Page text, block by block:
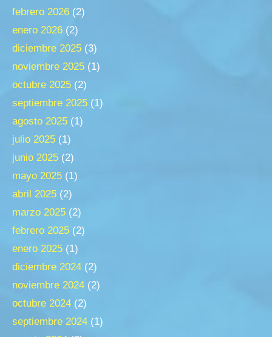
febrero 2026 (2)
enero 2026 (2)
diciembre 2025 (3)
noviembre 2025 (1)
octubre 2025 (2)
septiembre 2025 (1)
agosto 2025 (1)
julio 2025 (1)
junio 2025 (2)
mayo 2025 (1)
abril 2025 (2)
marzo 2025 (2)
febrero 2025 (2)
enero 2025 (1)
diciembre 2024 (2)
noviembre 2024 (2)
octubre 2024 (2)
septiembre 2024 (1)